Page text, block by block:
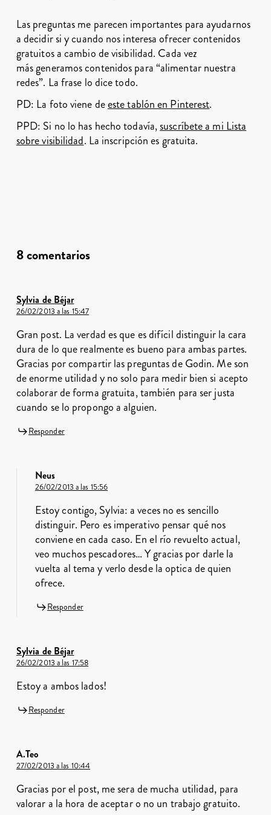
Las preguntas me parecen importantes para ayudarnos
a decidir si y cuando nos interesa ofrecer contenidos
gratuitos a cambio de visibilidad. Cada vez
más generamos contenidos para “alimentar nuestra
redes”. La frase lo dice todo.
PD: La foto viene deeste tablón en Pinterest.
PPD: Si no lo has hecho todavía,suscríbete a mi Lista
sobre visibilidad. La inscripción es gratuita.
8 comentarios
Sylvia de Béjar
26/02/2013 a las 15:47
Gran post. La verdad es que es difícil distinguir la cara
dura de lo que realmente es bueno para ambas partes.
Gracias por compartir las preguntas de Godin. Me son
de enorme utilidad y no solo para medir bien si acepto
colaborar de forma gratuita, también para ser justa
cuando se lo propongo a alguien.
Responder
Neus
26/02/2013 a las 15:56
Estoy contigo, Sylvia: a veces no es sencillo
distinguir. Pero es imperativo pensar qué nos
conviene en cada caso. En el río revuelto actual,
veo muchos pescadores… Y gracias por darle la
vuelta al tema y verlo desde la optica de quien
ofrece.
Responder
Sylvia de Béjar
26/02/2013 a las 17:58
Estoy a ambos lados!
Responder
A.Teo
27/02/2013 a las 10:44
Gracias por el post, me sera de mucha utilidad, para
valorar a la hora de aceptar o no un trabajo gratuito.